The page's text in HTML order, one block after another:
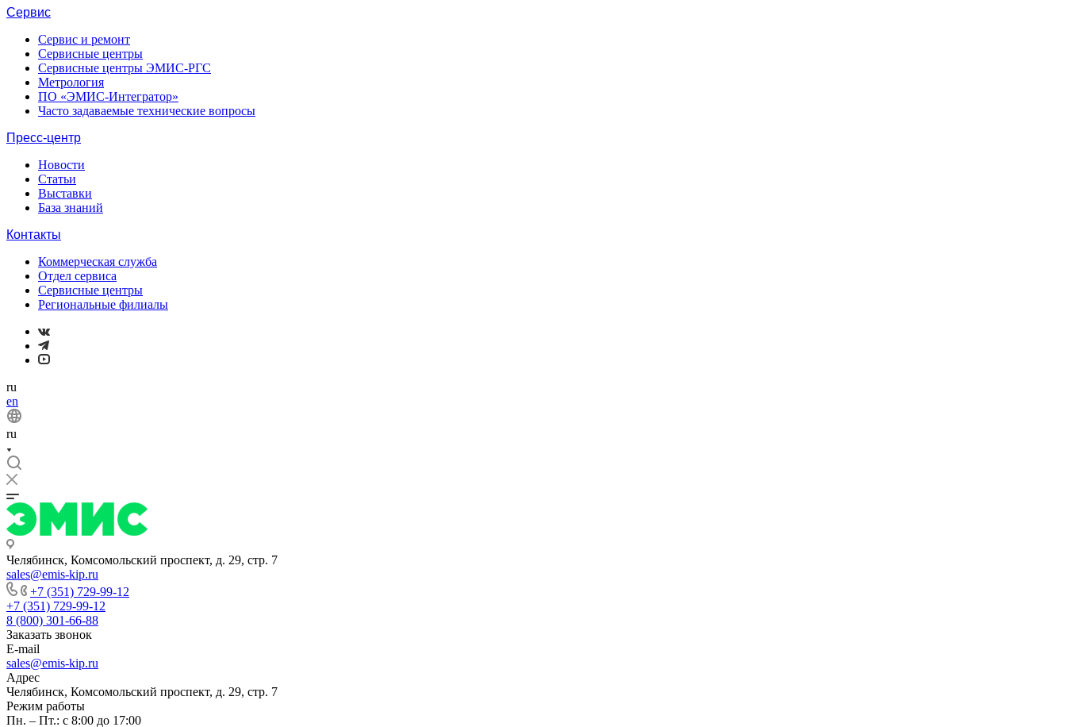
Сервис
Сервис и ремонт
Сервисные центры
Сервисные центры ЭМИС-РГС
Метрология
ПО «ЭМИС-Интегратор»
Часто задаваемые технические вопросы
Пресс-центр
Новости
Статьи
Выставки
База знаний
Контакты
Коммерческая служба
Отдел сервиса
Сервисные центры
Региональные филиалы
ru
en
ru
Челябинск, Комсомольский проспект, д. 29, стр. 7
sales@emis-kip.ru
+7 (351) 729-99-12
+7 (351) 729-99-12
8 (800) 301-66-88
Заказать звонок
E-mail
sales@emis-kip.ru
Адрес
Челябинск, Комсомольский проспект, д. 29, стр. 7
Режим работы
Пн. – Пт.: с 8:00 до 17:00